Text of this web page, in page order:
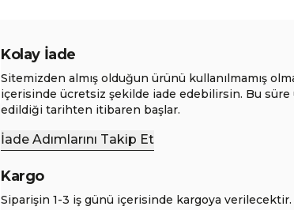
Kolay İade
Sitemizden almış olduğun ürünü kullanılmamış
içerisinde ücretsiz şekilde iade edebilirsin. Bu
edildiği tarihten itibaren başlar.
İade Adımlarını Takip Et
Kargo
Siparişin 1-3 iş günü içerisinde kargoya verilecektir.